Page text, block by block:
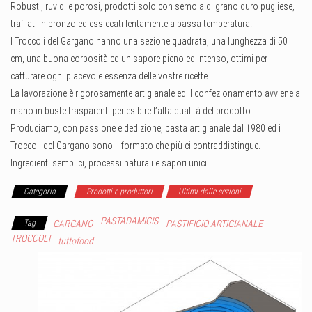
Robusti, ruvidi e porosi, prodotti solo con semola di grano duro pugliese,
trafilati in bronzo ed essiccati lentamente a bassa temperatura.
I Troccoli del Gargano hanno una sezione quadrata, una lunghezza di 50
cm, una buona corposità ed un sapore pieno ed intenso, ottimi per
catturare ogni piacevole essenza delle vostre ricette.
La lavorazione è rigorosamente artigianale ed il confezionamento avviene a
mano in buste trasparenti per esibire l’alta qualità del prodotto.
Produciamo, con passione e dedizione, pasta artigianale dal 1980 ed i
Troccoli del Gargano sono il formato che più ci contraddistingue.
Ingredienti semplici, processi naturali e sapori unici.
Categoria Prodotti e produttori Ultimi dalle sezioni
Tag GARGANO PASTADAMICIS
PASTIFICIO ARTIGIANALE
TROCCOLI
tuttofood